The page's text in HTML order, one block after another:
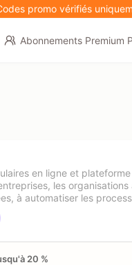
promo vérifiés
Abonnements Premium
en ligne et
les
à automatiser les
20 %